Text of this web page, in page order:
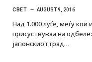
СВЕТ AUGUST 9, 2016
Над 1.000 луѓе, меѓу
присуствуваа на
јапонскиот град…